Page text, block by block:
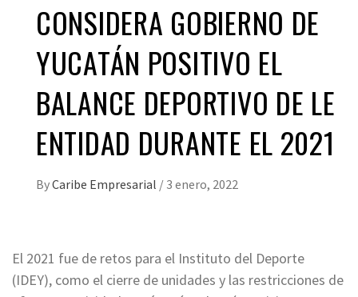
CONSIDERA GOBIERNO DE
YUCATÁN POSITIVO EL
BALANCE DEPORTIVO DE LE
ENTIDAD DURANTE EL 2021
ByCaribe Empresarial / 3 enero, 2022
El 2021 fue de retos para el Instituto del Deporte
(IDEY), como el cierre de unidades y las restricciones de